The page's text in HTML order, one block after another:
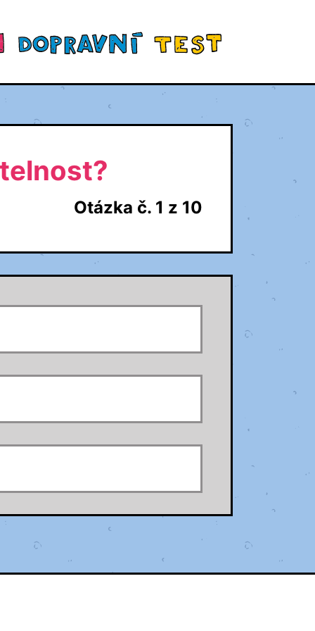
Otázka č. 1 z 10